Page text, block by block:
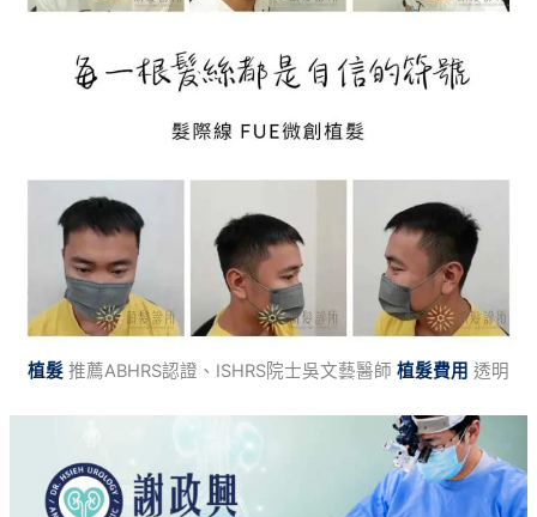
植髮 推薦ABHRS認證、ISHRS院士吳文藝醫師 植髮費用 透明